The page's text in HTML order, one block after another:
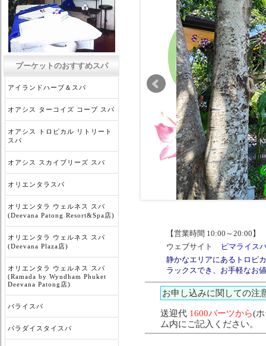
プーケットのおすすめスパ
アイランドハーブ＆スパ
オアシス ターコイズ コーブ スパ
オアシス トロピカル リトリート
スパ
オアシス スカイブリーズ スパ
オリエンタラスパ
オリエンタラ ウェルネス スパ
(Deevana Patong Resort&Spa店)
オリエンタラ ウェルネス スパ
(Deevana Plaza店)
オリエンタラ ウェルネス スパ
(Ramada by Wyndham Phuket
Deevana Patong店)
バライスパ
パラダイスタイスパ
【営業時間 10:00～20:00
ウェブサイト
ピマライス
静かなエリアにあるトロピ
ラックスでき、お手軽なお
お申し込みに関しての注
送迎代 1600バーツから(
ム内にご記入ください。